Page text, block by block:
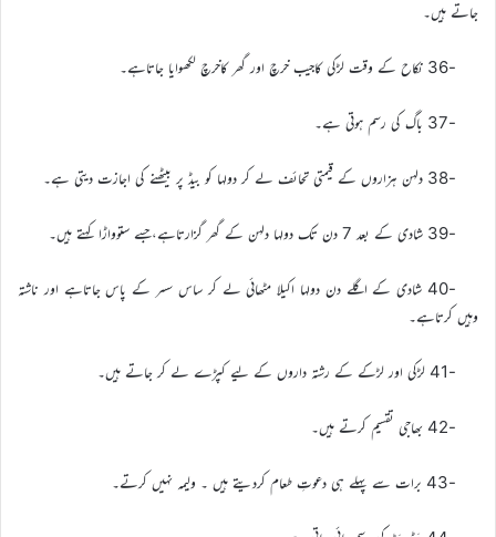
جاتے ہیں۔
-36 نکاح کے وقت لڑکی کاجیب خرچ اور گھر کاخرچ لکھوایا جاتاہے۔
-37 باگ کی رسم ہوتی ہے۔
-38 دلہن ہزاروں کے قیمتی تحائف لے کر دولہا کو بیڈ پر بیٹھنے کی اجازت دیتی ہے۔
-39 شادی کے بعد 7 دن تک دولہا دلہن کے گھر گزارتاہے،جسے ستوواڑا کہتے ہیں۔
-40 شادی کے اگلے دن دولہا اکیلا مٹھائی لے کر ساس سسر کے پاس جاتاہے اور ناشتہ
وہیں کرتاہے۔
-41 لڑکی اور لڑکے کے رشتہ داروں کے لیے کپڑے لے کر جاتے ہیں۔
-42 بھاجی تقسیم کرتے ہیں۔
-43 برات سے پہلے ہی دعوتِ طعام کردیتے ہیں ۔ ولیمہ نہیں کرتے۔